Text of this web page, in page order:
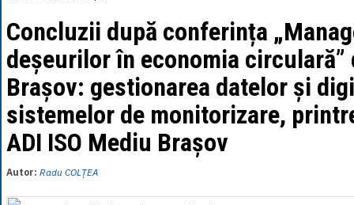
1 HUF= 1.2223
1 INR= 0.0513
1 JPY = 3.0556
1 KRW = 0.3047
1 MDL= 0.2538
1 MXN= 0.2227
1 NOK= 0.4191
1 NZD= 2.6097
1 TRY= 0.1141
Concluzii după conferința
deșeurilor în economia circulară”
Brașov: gestionarea datelor și
sistemelor de monitorizare,
ADI ISO Mediu Brașov
Autor: Radu COLȚEA